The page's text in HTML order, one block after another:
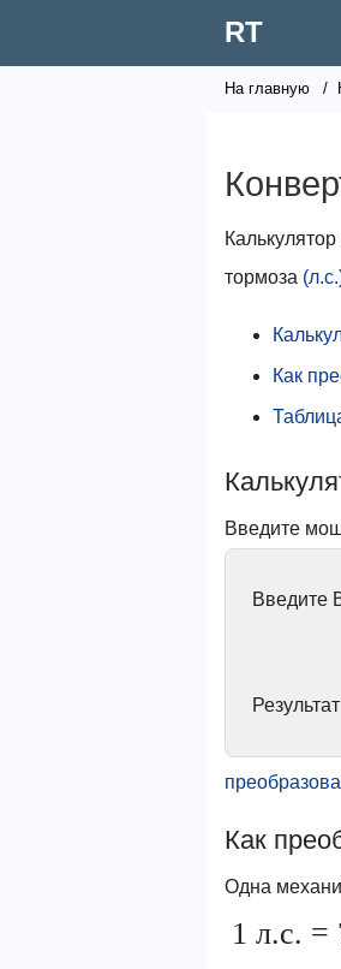
RT
На главную /
тормоза
Как
Введите
Введите
Как
Одна
1 л.с. =